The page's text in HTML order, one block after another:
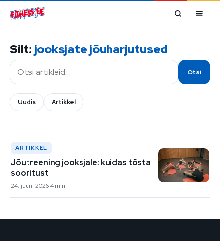
Mine sisu juurde
Silt: jooksjate jõuharjutused
Otsi
Otsi
Uudis Artikkel
ARTIKKEL
Jõutreening jooksjale: kuidas tõsta
sooritust
24. juuni 20264 min